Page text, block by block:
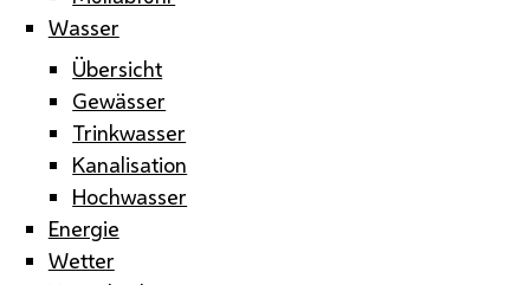
Wasser
Übersicht
Gewässer
Trinkwasser
Kanalisation
Hochwasser
Energie
Wetter